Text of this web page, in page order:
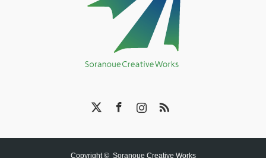
Copyright © Soranoue Creative Works